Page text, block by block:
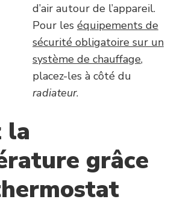
d’air autour de l’appareil.
Pour les équipements de
sécurité obligatoire sur un
système de chauffage,
placez-les à côté du
radiateur.
la
grâce